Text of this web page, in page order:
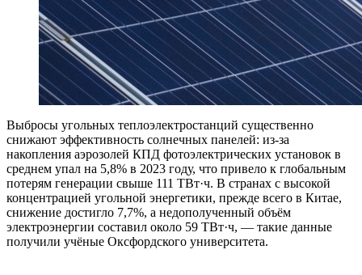
Выбросы угольных теплоэлектростанций существенно
снижают эффективность солнечных панелей: из‑за
накопления аэрозолей КПД фотоэлектрических установок в
среднем упал на 5,8% в 2023 году, что привело к глобальным
потерям генерации свыше 111 ТВт·ч. В странах с высокой
концентрацией угольной энергетики, прежде всего в Китае,
снижение достигло 7,7%, а недополученный объём
электроэнергии составил около 59 ТВт·ч, — такие данные
получили учёные Оксфордского университета.